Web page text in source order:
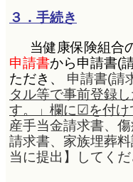
３．手続き
当健康保険組合
申請書から申請書(
ただき、
申請書(請
タル等で事前登録
す。」欄に☑を付け
産手当金請求書、
請求書、家族埋葬
当に提出】してくだ